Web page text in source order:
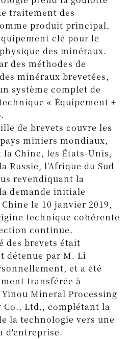
traitement des
produit principal,
clé pour le
des minéraux.
des méthodes de
minéraux brevetées,
système complet de
« Équipement +
de brevets couvre les
miniers mondiaux,
Chine, les États-Unis,
Russie, l'Afrique du Sud
revendiquant la
demande initiale
le 10 janvier 2019,
technique cohérente
continue.
des brevets était
détenue par M. Li
et a été
transférée à
Yinou Mineral Processing
Co., Ltd., complétant la
la technologie vers une
d'entreprise.